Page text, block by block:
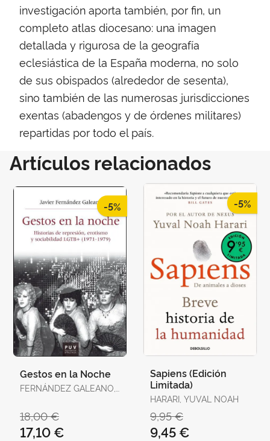
investigación aporta también, por fin, un
completo atlas diocesano: una imagen
detallada y rigurosa de la geografía
eclesiástica de la España moderna, no solo
de sus obispados (alrededor de sesenta),
sino también de las numerosas jurisdicciones
exentas (abadengos y de órdenes militares)
repartidas por todo el país.
Artículos relacionados
-5%
Gestos en la Noche
FERNÁNDEZ GALEANO,
18,00 €
17,10 €
-5%
Sapiens (Edición
Limitada)
HARARI, YUVAL NOAH
9,95 €
9,45 €